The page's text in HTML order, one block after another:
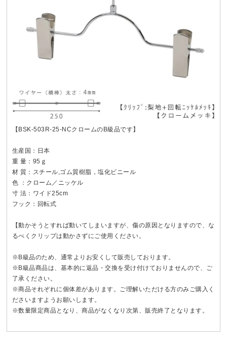
【BSK-503R-25-NCクロームのB級品です】
生産国：日本
重 量：95ｇ
材 質：スチール,ゴム質樹脂，塩化ビニール
色 ：クローム／ニッケル
寸 法：ワイド25cm
フック：回転式
【動かそうとすれば動いてしまいますが、傷の原因となりますので、な
るべくクリップは動かさずにご使用ください。
※B級品のため、通常よりお安くして販売しております。
※B級品商品は、基本的に返品・交換を受け付けておりませんので、ご
了承ください。
※商品それぞれに個体差があります。ご理解いただける方のみご購入く
ださいますようお願いします。
※数量限定商品となり、商品がなくなり次第、販売終了となります。